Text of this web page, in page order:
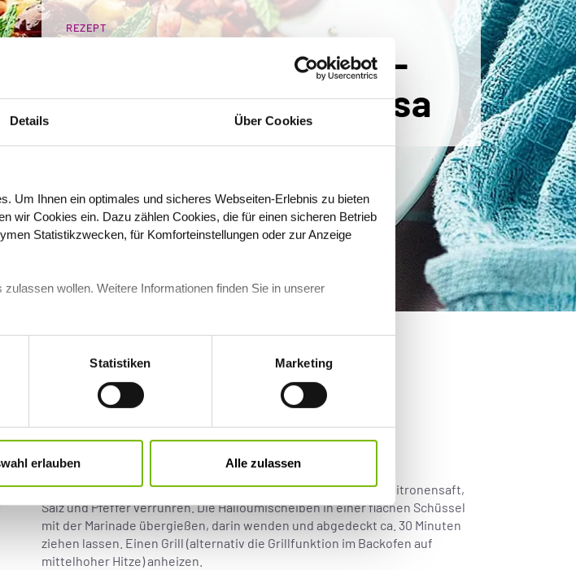
Details Über Cookies
. Um Ihnen ein optimales und sicheres Webseiten-Erlebnis zu bieten
wir Cookies ein. Dazu zählen Cookies, die für einen sicheren Betrieb
Statistikzwecken, für Komforteinstellungen oder zur Anzeige
wollen. Weitere Informationen finden Sie in unserer
Statistiken Marketing
erlauben Alle zulassen
REZEPT
Gegrillter Halloumi-
Käse mit Kirschsalsa
mit Kirschsalsa
SCHWIERIGKEITSGRAD: EINFACH
Zubereitung:
1. Den Halloumi in Scheiben schneiden. 3 EL Olivenöl mit dem Zitronensaft,
Salz und Pfeffer verrühren. Die Halloumischeiben in einer flachen Schüssel
mit der Marinade übergießen, darin wenden und abgedeckt ca. 30 Minuten
ziehen lassen. Einen Grill (alternativ die Grillfunktion im Backofen auf
mittelhoher Hitze) anheizen.